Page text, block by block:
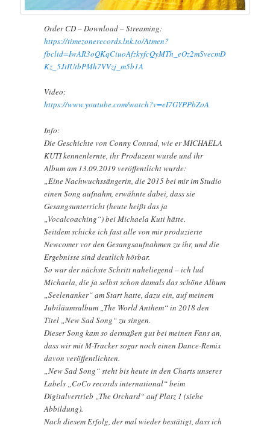
Order CD – Download – Streaming:
https://timezonerecords.lnk.to/Atmen?
fbclid=IwAR3oQKqCiuoAfzkyfcQyMTh_eOz2mSvecmD
Kz_5JtIUtbPMh7VVzj_m5b1A
Video:
https://www.youtube.com/watch?v=eI7GYPPbZoA
Info:
Die Geschichte von Conny Conrad, wie er MICHAELA
KUTI kennenlernte, ihr Produzent wurde und ihr
Album am 13.09.2019 veröffentlicht wurde:
„Eine Nachwuchssängerin, die 2015 bei mir im Studio
einen Song aufnahm, erwähnte dabei, dass sie
Gesangsunterricht (heute heißt das ja
„Vocalcoaching“) bei Michaela Kuti hätte.
Seitdem schicke ich fast alle von mir produzierte
Newcomer vor den Gesangsaufnahmen zu ihr, und die
Ergebnisse sind deutlich hörbar.
So war der nächste Schritt naheliegend – ich lud
Michaela, die ja selbst schon damals das schöne Album
„Seelenanker“ am Start hatte, dazu ein, auf meinem
Jubiläumsalbum „The World Anthem“ in 2018 den
Titel „New Sad Song“ zu singen.
Dieser Song kam so dermaßen gut bei meinen Fans an,
dass wir mit M-Tracker sogar noch einen Dance-Remix
davon veröffentlichten.
„New Sad Song“ steht bis heute in den Charts unseres
Labels „CoCo records international“ beim
Digitalvertrieb „The Orchard“ auf Platz 1 (siehe
Abbildung).
Nach diesem Erfolg, der mal wieder bestätigt, dass ich